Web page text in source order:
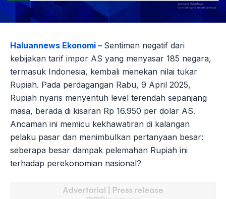
Haluannews Ekonomi – Sentimen negatif dari
kebijakan tarif impor AS yang menyasar 185 negara,
termasuk Indonesia, kembali menekan nilai tukar
Rupiah. Pada perdagangan Rabu, 9 April 2025,
Rupiah nyaris menyentuh level terendah sepanjang
masa, berada di kisaran Rp 16.950 per dolar AS.
Ancaman ini memicu kekhawatiran di kalangan
pelaku pasar dan menimbulkan pertanyaan besar:
seberapa besar dampak pelemahan Rupiah ini
terhadap perekonomian nasional?